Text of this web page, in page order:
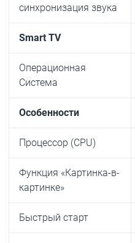
синхронизация звука
Smart TV
Операционная
Система
Особенности
Процессор (CPU)
Функция «Картинка-в-
картинке»
Быстрый старт